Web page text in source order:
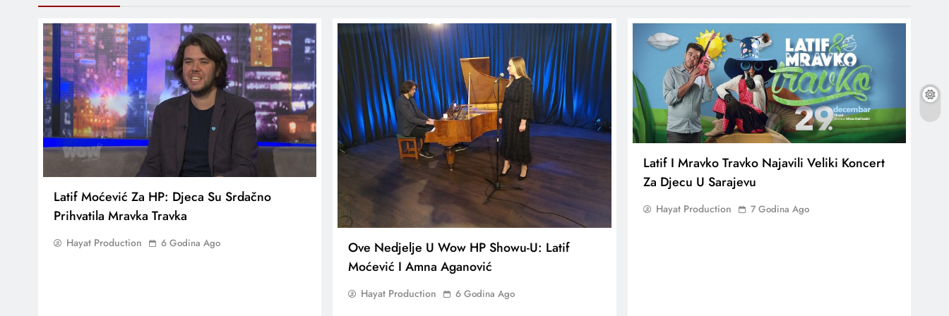
Latif Moćević Za HP: Djeca Su Srdačno
Prihvatila Mravka Travka
Hayat Production 6 Godina Ago
Ove Nedjelje U Wow HP Showu-U: Latif
Moćević I Amna Aganović
Hayat Production 6 Godina Ago
Latif I Mravko Travko Najavili Veliki Koncert
Za Djecu U Sarajevu
Hayat Production 7 Godina Ago